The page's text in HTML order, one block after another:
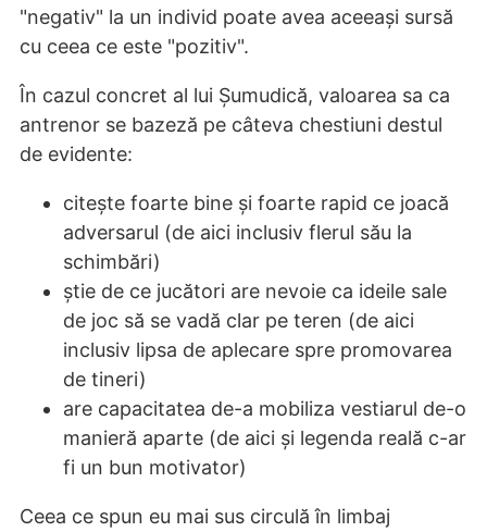
"negativ" la un individ poate avea aceeași sursă
cu ceea ce este "pozitiv".
În cazul concret al lui Șumudică, valoarea sa ca
antrenor se bazeză pe câteva chestiuni destul
de evidente:
citește foarte bine și foarte rapid ce joacă
adversarul (de aici inclusiv flerul său la
schimbări)
știe de ce jucători are nevoie ca ideile sale
de joc să se vadă clar pe teren (de aici
inclusiv lipsa de aplecare spre promovarea
de tineri)
are capacitatea de-a mobiliza vestiarul de-o
manieră aparte (de aici și legenda reală c-ar
fi un bun motivator)
Ceea ce spun eu mai sus circulă în limbaj